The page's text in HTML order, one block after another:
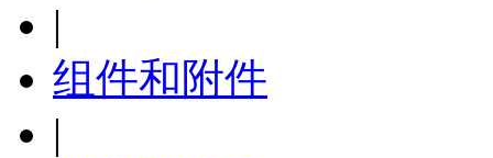
|
组件和附件
|